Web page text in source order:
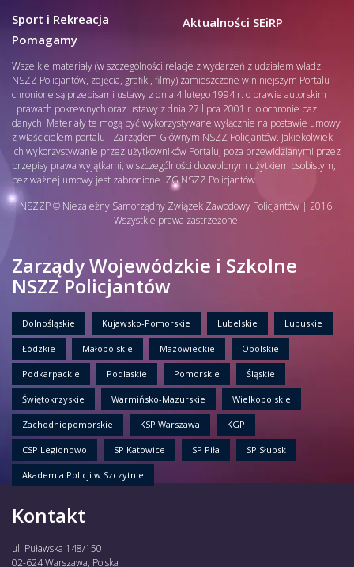
Sport i Rekreacja
Pomagamy
Aktualności SEiRP
Wszelkie materiały (w szczególności relacje z wydarzeń z udziałem władz
NSZZ Policjantów, zdjęcia, grafiki, filmy) zamieszczone w niniejszym Portalu
chronione są przepisami ustawy z dnia 4 lutego 1994 r. o prawie autorskim
i prawach pokrewnych oraz ustawy z dnia 27 lipca 2001 r. o ochronie baz
danych. Materiały te mogą być wykorzystywane wyłącznie na postawie umowy
z właścicielem portalu - Zarządem Głównym NSZZ Policjantów. Jakiekolwiek
ich wykorzystywanie przez użytkowników Portalu, poza przewidzianymi przez
przepisy prawa wyjątkami, w szczególności dozwolonym użytkiem osobistym,
bez ważnej umowy jest zabronione. ZG NSZZ Policjantów
NSZZP © Niezależny Samorządny Związek Zawodowy Policjantów | 2016.
Wszystkie prawa zastrzeżone.
Zarządy Wojewódzkie i Szkolne
NSZZ Policjantów
Dolnośląskie Kujawsko-Pomorskie Lubelskie Lubuskie
Łódzkie Małopolskie Mazowieckie Opolskie
Podkarpackie Podlaskie Pomorskie Śląskie
Świętokrzyskie Warmińsko-Mazurskie Wielkopolskie
Zachodniopomorskie KSP Warszawa KGP
CSP Legionowo SP Katowice SP Piła SP Słupsk
Akademia Policji w Szczytnie
Kontakt
ul. Puławska 148/150
02-624 Warszawa, Polska